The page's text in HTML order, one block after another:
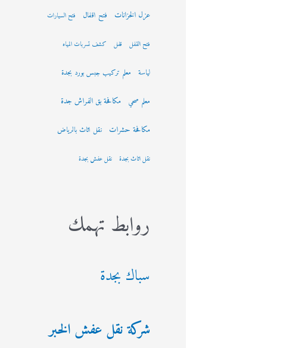
عزل الخزانات فتح اقفال فتح السيارات
فتح القفل قفل كشف تسربات المياه
لياسة معلم تركيب جبس بورد بجدة
معلم صحي مكافحة بق الفراش جدة
مكافحة حشرات نقل اثاث بالرياض
نقل اثاث بجدة نقل عفش بجدة
روابط تهمك
سباك بجدة
شركة نقل عفش الخبر